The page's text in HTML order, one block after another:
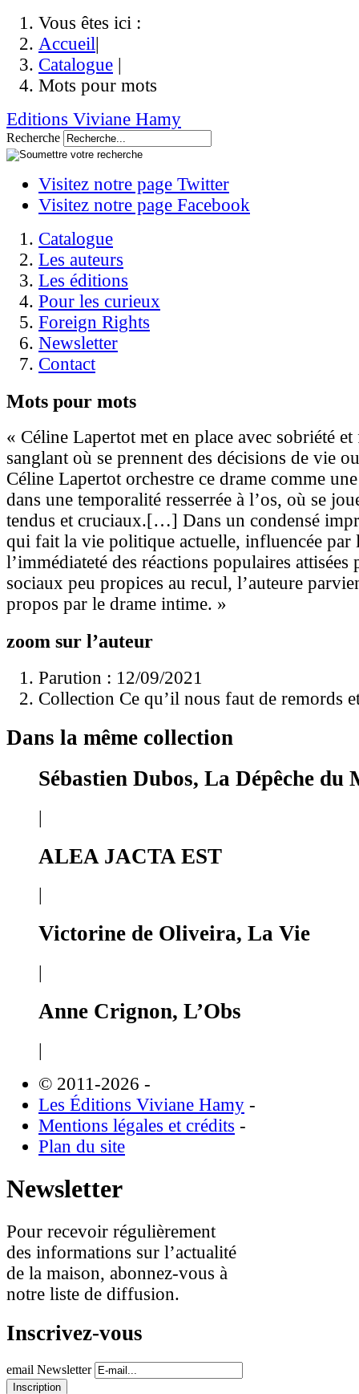
Vous êtes ici :
Accueil|
Catalogue |
Mots pour mots
Editions Viviane Hamy
Recherche
Visitez notre page Twitter
Visitez notre page Facebook
Catalogue
Les auteurs
Les éditions
Pour les curieux
Foreign Rights
Newsletter
Contact
Mots pour mots
« Céline Lapertot met en place avec sobriété
sanglant où se prennent des décisions de vie
Céline Lapertot orchestre ce drame comme
dans une temporalité resserrée à l’os, où se
tendus et cruciaux.[…] Dans un condensé
qui fait la vie politique actuelle, influencée par
l’immédiateté des réactions populaires attisées
sociaux peu propices au recul, l’auteure
propos par le drame intime. »
zoom sur l’auteur
Parution : 12/09/2021
Collection Ce qu’il nous faut de remords
Dans la même collection
Sébastien Dubos, La Dépêche du
|
ALEA JACTA EST
Victorine de Oliveira, La Vie
|
Anne Crignon, L’Obs
|
© 2011-2026 -
Les Éditions Viviane Hamy -
Mentions légales et crédits -
Plan du site
Newsletter
Pour recevoir régulièrement
des informations sur l’actualité
de la maison, abonnez-vous à
notre liste de diffusion.
Inscrivez-vous
email Newsletter